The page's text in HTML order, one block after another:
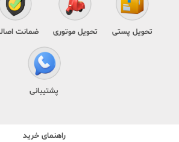
تحویل پستی تحویل موتوری ضمانت
پشتیبانی
راهنمای خرید